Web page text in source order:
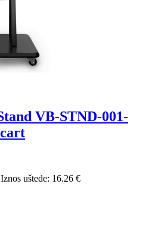
VB-STND-001-
Iznos uštede: 16.26 €